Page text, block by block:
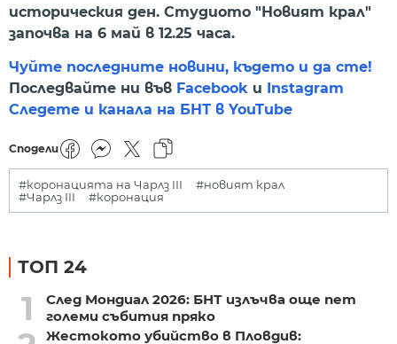
историческия ден. Студиото "Новият крал"
започва на 6 май в 12.25 часа.
Чуйте последните новини, където и да сте!
Последвайте ни във Facebook и Instagram
Следете и канала на БНТ в YouTube
Сподели
#коронацията на Чарлз III
#новият крал
#Чарлз III
#коронация
ТОП 24
1
След Мондиал 2026: БНТ излъчва още пет
големи събития пряко
Жестокото убийство в Пловдив: